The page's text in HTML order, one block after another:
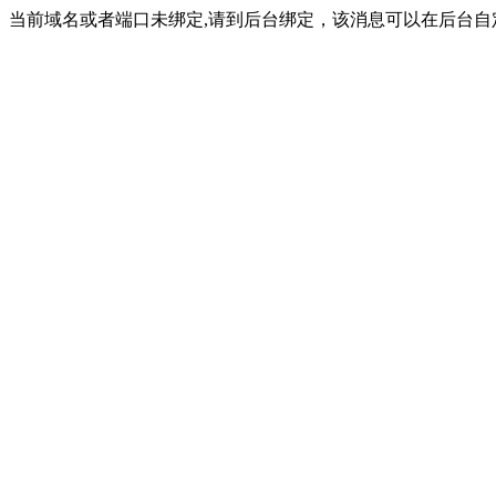
当前域名或者端口未绑定,请到后台绑定，该消息可以在后台自